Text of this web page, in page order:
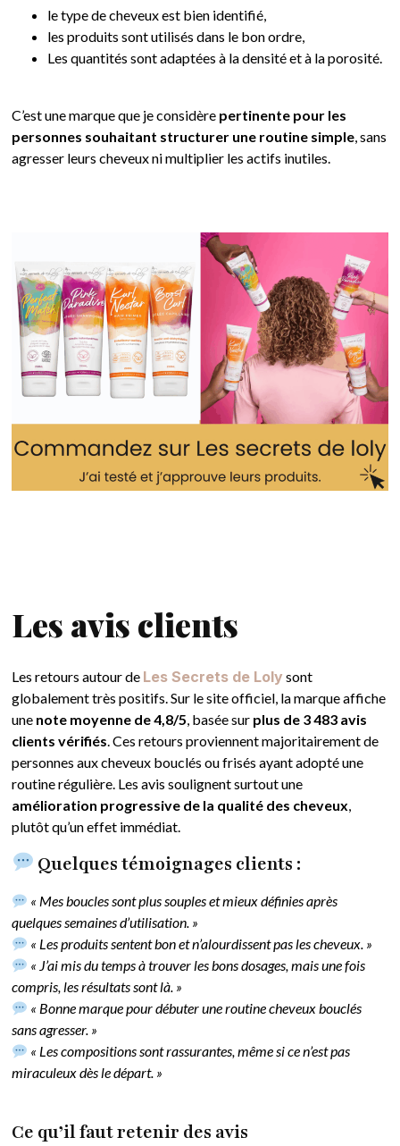
le type de cheveux est bien identifié,
les produits sont utilisés dans le bon ordre,
Les quantités sont adaptées à la densité et à la porosité.
C’est une marque que je considère pertinente pour les
personnes souhaitant structurer une routine simple, sans
agresser leurs cheveux ni multiplier les actifs inutiles.
Les avis clients
Les retours autour de Les Secrets de Loly sont
globalement très positifs. Sur le site officiel, la marque affiche
une note moyenne de 4,8/5, basée sur plus de 3 483 avis
clients vérifiés. Ces retours proviennent majoritairement de
personnes aux cheveux bouclés ou frisés ayant adopté une
routine régulière. Les avis soulignent surtout une
amélioration progressive de la qualité des cheveux,
plutôt qu’un effet immédiat.
Quelques témoignages clients :
« Mes boucles sont plus souples et mieux définies après
quelques semaines d’utilisation. »
« Les produits sentent bon et n’alourdissent pas les cheveux. »
« J’ai mis du temps à trouver les bons dosages, mais une fois
compris, les résultats sont là. »
« Bonne marque pour débuter une routine cheveux bouclés
sans agresser. »
« Les compositions sont rassurantes, même si ce n’est pas
miraculeux dès le départ. »
Ce qu’il faut retenir des avis